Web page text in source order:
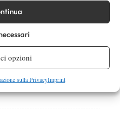
opzioni
sulla PrivacyImprint
ritardo per pioggia